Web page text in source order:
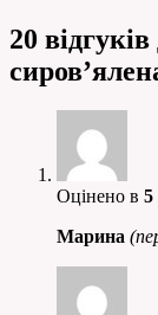
20
Оцінено в 5
Марина